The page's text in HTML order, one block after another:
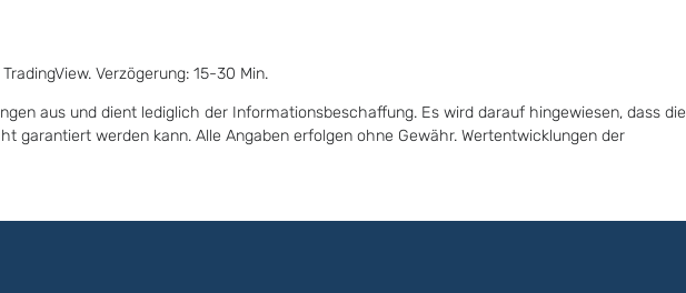
Verzögerung: 15-30 Min.
aus und dient lediglich der Informationsbeschaffung. Es wird darauf hingewiesen, dass die
garantiert werden kann. Alle Angaben erfolgen ohne Gewähr. Wertentwicklungen der